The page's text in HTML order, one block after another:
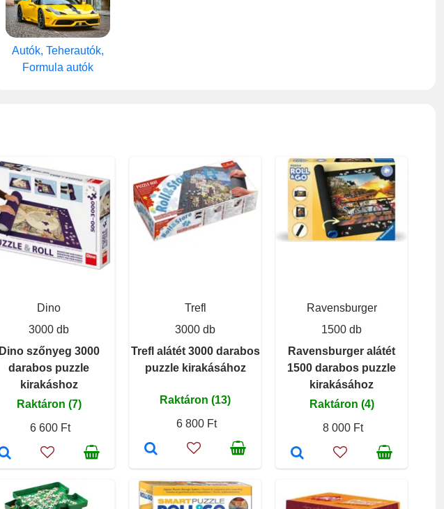
Autók, Teherautók,
Formula autók
Dino
3000 db
Dino szőnyeg 3000
darabos puzzle
kirakáshoz
Raktáron (7)
6 600 Ft
Trefl
3000 db
Trefl alátét 3000 darabos
puzzle kirakásához
Raktáron (13)
6 800 Ft
Ravensburger
1500 db
Ravensburger alátét
1500 darabos puzzle
kirakásához
Raktáron (4)
8 000 Ft